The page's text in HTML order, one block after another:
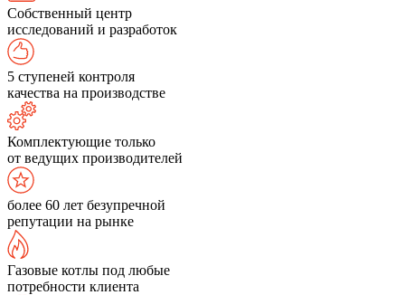
Собственный центр
исследований и разработок
5 ступеней контроля
качества на производстве
Комплектующие только
от ведущих производителей
более 60 лет безупречной
репутации на рынке
Газовые котлы под любые
потребности клиента